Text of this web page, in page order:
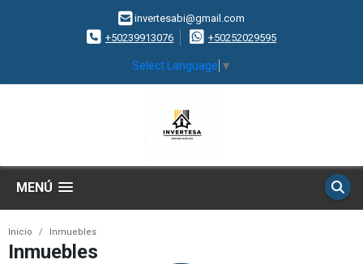
invertesabi@gmail.com
+50239913076
+50252029595
Select Language ▼
MENÚ
Inicio Inmuebles
Inmuebles